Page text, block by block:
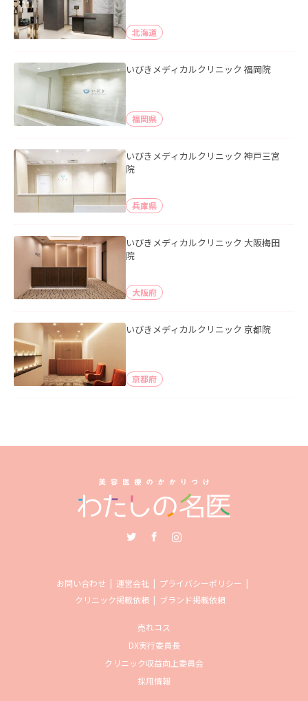
北海道
いびきメディカルクリニック 福岡院
福岡県
いびきメディカルクリニック 神戸三宮
院
兵庫県
いびきメディカルクリニック 大阪梅田
院
大阪府
いびきメディカルクリニック 京都院
京都府
お問い合わせ 運営会社
プライバシーポリシー
クリニック掲載依頼
ブランド掲載依頼
売れコス
DX実行委員長
クリニック収益向上委員会
採用情報